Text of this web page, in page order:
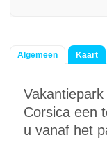
Algemeen Kaart
Corsica een
u vanaf het